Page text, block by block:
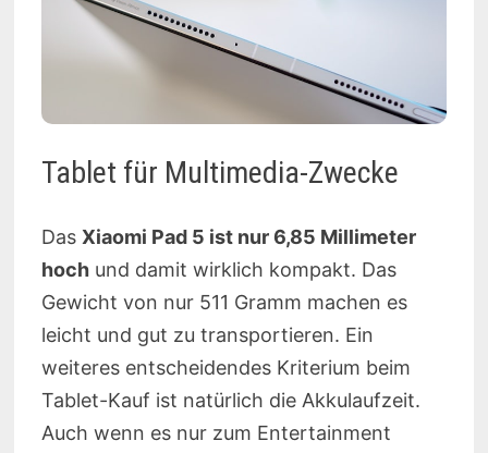
Tablet für Multimedia-Zwecke
Das Xiaomi Pad 5 ist nur 6,85 Millimeter
hochund damit wirklich kompakt. Das
Gewicht von nur 511 Gramm machen es
leicht und gut zu transportieren. Ein
weiteres entscheidendes Kriterium beim
Tablet-Kauf ist natürlich die Akkulaufzeit.
Auch wenn es nur zum Entertainment